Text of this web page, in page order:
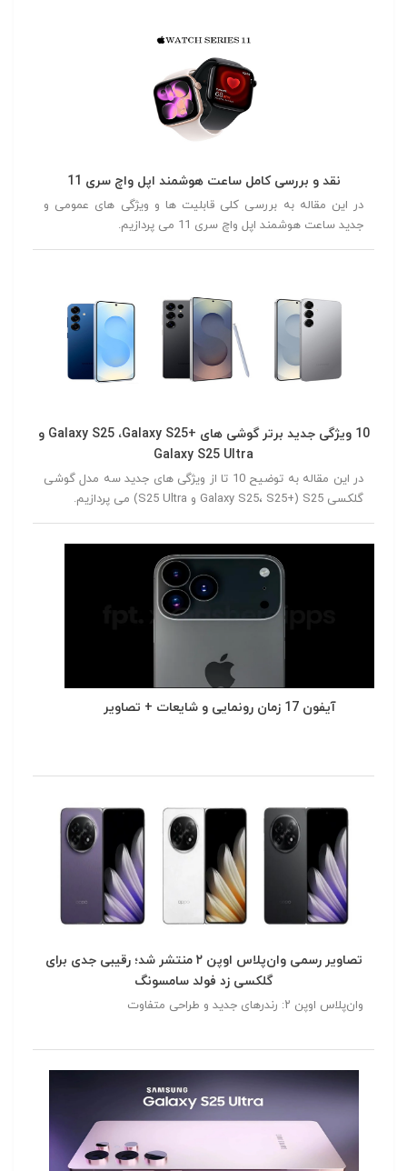
نقد و بررسی کامل ساعت هوشمند اپل واچ سری 11
در این مقاله به بررسی کلی قابلیت ها و ویژگی های عمومی و
جدید ساعت هوشمند اپل واچ سری 11 می پردازیم.
10 ویژگی جدید برتر گوشی های +Galaxy S25 ،Galaxy S25 و
Galaxy S25 Ultra
در این مقاله به توضیح 10 تا از ویژگی های جدید سه مدل گوشی
گلکسی S25 (+Galaxy S25، S25 و S25 Ultra) می پردازیم.
آیفون 17 زمان رونمایی و شایعات + تصاویر
تصاویر رسمی وان‌پلاس اوپن ۲ منتشر شد؛ رقیبی جدی برای
گلکسی زد فولد سامسونگ
وان‌پلاس اوپن ۲: رندرهای جدید و طراحی متفاوت